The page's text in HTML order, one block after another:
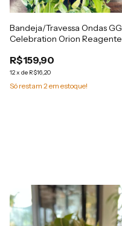
Bandeja/Travessa Ondas GG
Celebration Orion Reagente
R$159,90
12x de R$16,20
Só restam 2 em estoque!